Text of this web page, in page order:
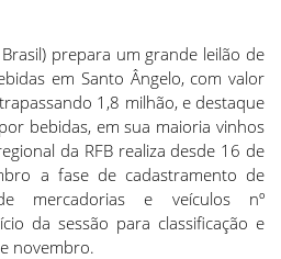
prepara um grande leilão de
em Santo Ângelo, com valor
1,8 milhão, e destaque
bebidas, em sua maioria vinhos
da RFB realiza desde 16 de
a fase de cadastramento de
mercadorias e veículos nº
da sessão para classificação e
novembro.